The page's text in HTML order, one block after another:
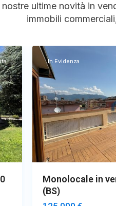
nostre ultime novità in
immobili
Brescia,
In Evidenza
Monolocale in
(BS)